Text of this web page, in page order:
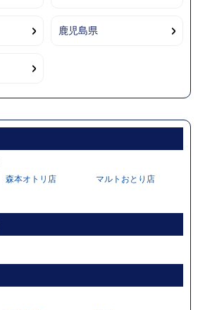
鹿児島県
森本オトリ店
マルトおとり店